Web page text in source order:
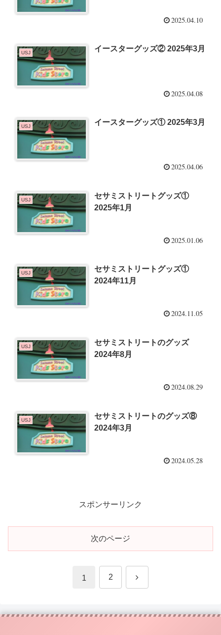
2025.04.10
USJ イースターグッズ② 2025年3月
2025.04.08
USJ イースターグッズ① 2025年3月
2025.04.06
USJ
セサミストリートグッズ①
2025年1月
2025.01.06
USJ
セサミストリートグッズ①
2024年11月
2024.11.05
USJ
セサミストリートのグッズ
2024年8月
2024.08.29
USJ
セサミストリートのグッズ⑧
2024年3月
2024.05.28
スポンサーリンク
次のページ
1 2 次